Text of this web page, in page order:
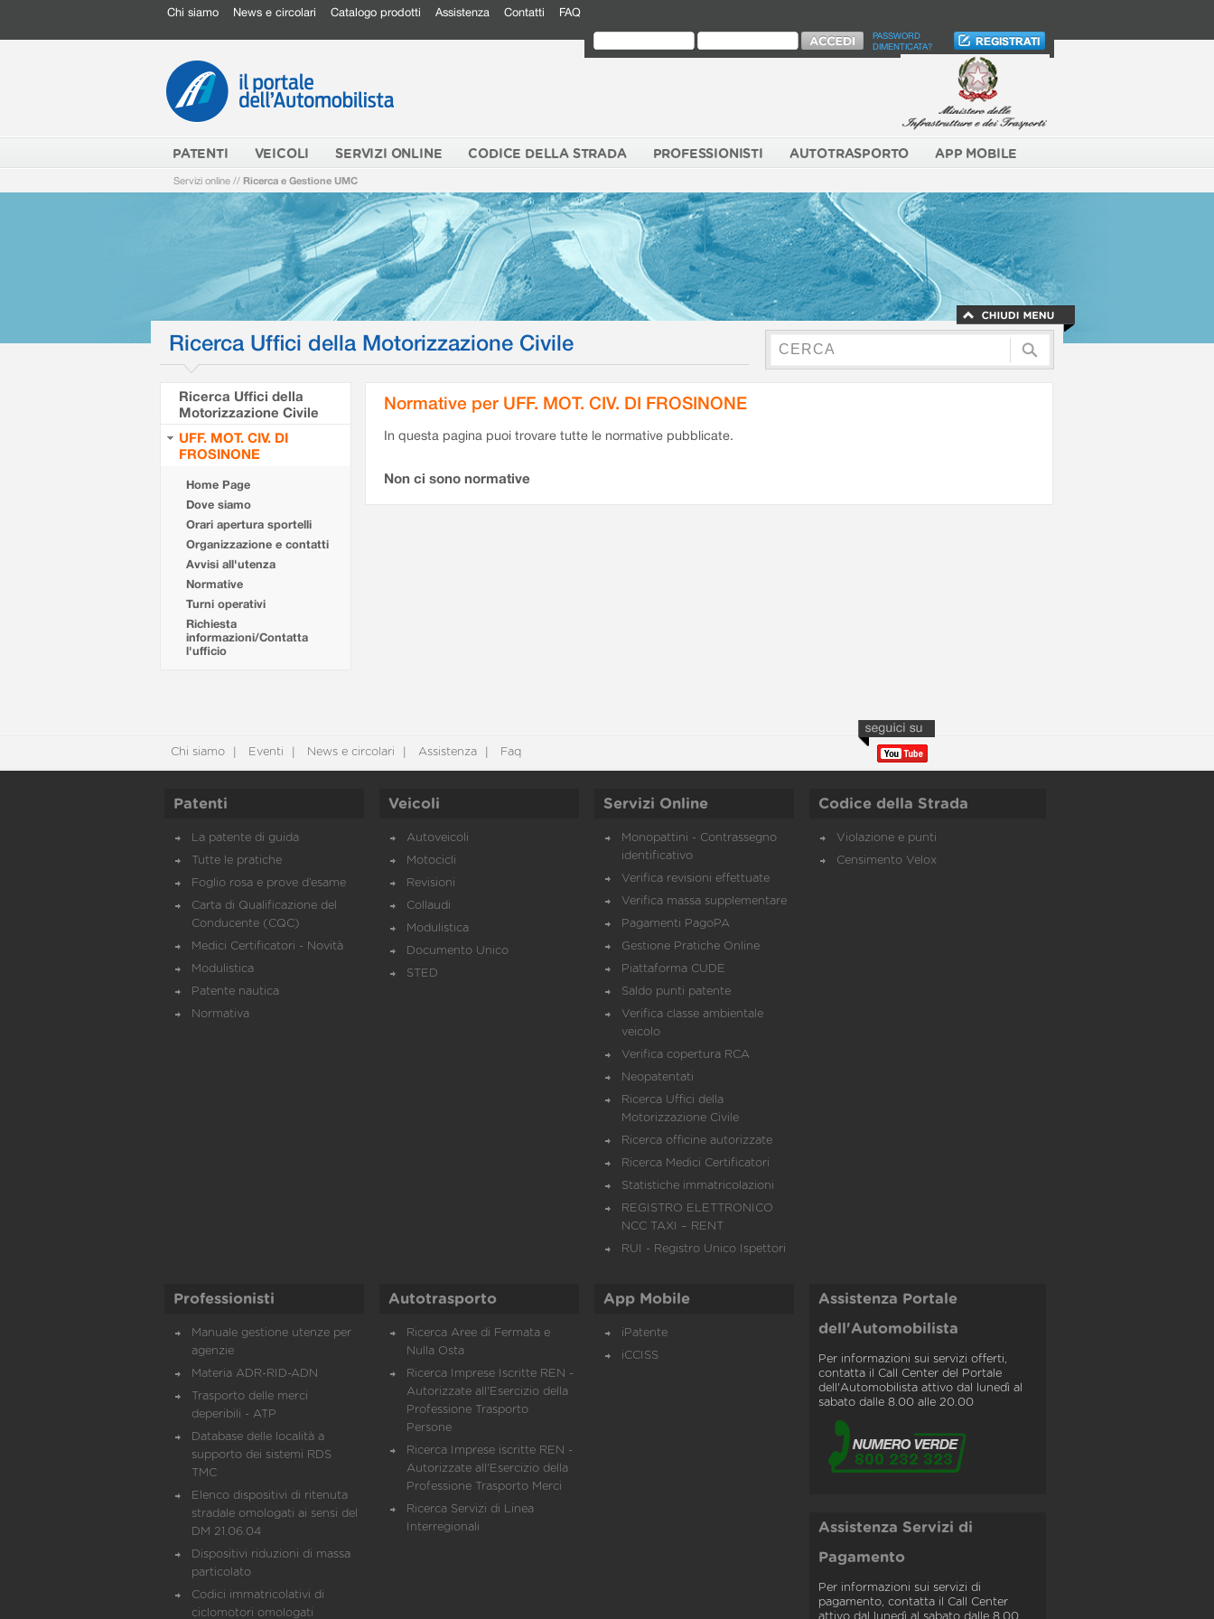
Chi siamo News e circolari Catalogo prodotti Assistenza Contatti FAQ
PASSWORD
DIMENTICATA?
PATENTI VEICOLI SERVIZI ONLINE CODICE DELLA STRADA PROFESSIONISTI AUTOTRASPORTO APP MOBILE
Servizi online // Ricerca e Gestione UMC
Ricerca Uffici della Motorizzazione Civile
Ricerca Uffici della
Motorizzazione Civile
UFF. MOT. CIV. DI
FROSINONE
Home Page
Dove siamo
Orari apertura sportelli
Organizzazione e contatti
Avvisi all'utenza
Normative
Turni operativi
Richiesta
informazioni/Contatta
l'ufficio
Normative per UFF. MOT. CIV. DI FROSINONE
In questa pagina puoi trovare tutte le normative pubblicate.
Non ci sono normative
Chi siamo Eventi News e circolari Assistenza Faq
Patenti
La patente di guida
Tutte le pratiche
Foglio rosa e prove d’esame
Carta di Qualificazione del
Conducente (CQC)
Medici Certificatori - Novità
Modulistica
Patente nautica
Normativa
Veicoli
Autoveicoli
Motocicli
Revisioni
Collaudi
Modulistica
Documento Unico
STED
Servizi Online
Monopattini - Contrassegno
identificativo
Verifica revisioni effettuate
Verifica massa supplementare
Pagamenti PagoPA
Gestione Pratiche Online
Piattaforma CUDE
Saldo punti patente
Verifica classe ambientale
veicolo
Verifica copertura RCA
Neopatentati
Ricerca Uffici della
Motorizzazione Civile
Ricerca officine autorizzate
Ricerca Medici Certificatori
Statistiche immatricolazioni
REGISTRO ELETTRONICO
NCC TAXI – RENT
RUI - Registro Unico Ispettori
Codice della Strada
Violazione e punti
Censimento Velox
Professionisti
Manuale gestione utenze per
agenzie
Materia ADR-RID-ADN
Trasporto delle merci
deperibili - ATP
Database delle località a
supporto dei sistemi RDS
TMC
Elenco dispositivi di ritenuta
stradale omologati ai sensi del
DM 21.06.04
Dispositivi riduzioni di massa
particolato
Codici immatricolativi di
ciclomotori omologati
Autotrasporto
Ricerca Aree di Fermata e
Nulla Osta
Ricerca Imprese Iscritte REN -
Autorizzate all'Esercizio della
Professione Trasporto
Persone
Ricerca Imprese iscritte REN -
Autorizzate all'Esercizio della
Professione Trasporto Merci
Ricerca Servizi di Linea
Interregionali
App Mobile
iPatente
iCCISS
Assistenza Portale
dell'Automobilista
Per informazioni sui servizi offerti,
contatta il Call Center del Portale
dell'Automobilista attivo dal lunedì al
sabato dalle 8.00 alle 20.00
Assistenza Servizi di
Pagamento
Per informazioni sui servizi di
pagamento, contatta il Call Center